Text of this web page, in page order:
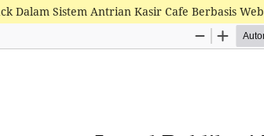
Dalam Sistem Antrian Kasir Cafe Berbasis Web